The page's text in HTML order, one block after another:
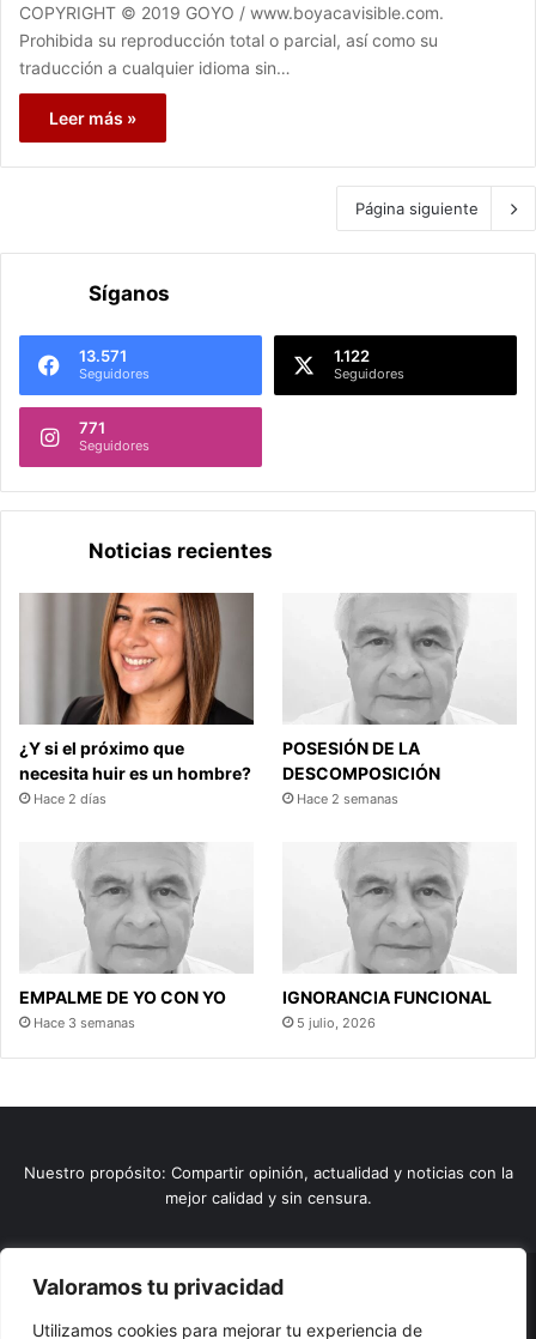
Valoramos tu privacidad
Utilizamos cookies para mejorar tu experiencia de
COPYRIGHT © 2019 GOYO / www.boyacavisible.com.
Prohibida su reproducción total o parcial, así como su
traducción a cualquier idioma sin…
Leer más »
Página siguiente
Síganos
13.571
Seguidores
1.122
Seguidores
771
Seguidores
Noticias recientes
¿Y si el próximo que
necesita huir es un hombre?
Hace 2 días
POSESIÓN DE LA
DESCOMPOSICIÓN
Hace 2 semanas
EMPALME DE YO CON YO
Hace 3 semanas
IGNORANCIA FUNCIONAL
5 julio, 2026
Nuestro propósito: Compartir opinión, actualidad y noticias con la
mejor calidad y sin censura.
© Copyright 2026, Todos los derechos reservados |
SAS BICNit 901228106